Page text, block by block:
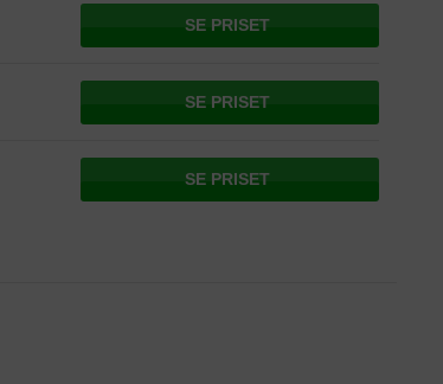
SE PRISET
SE PRISET
SE PRISET